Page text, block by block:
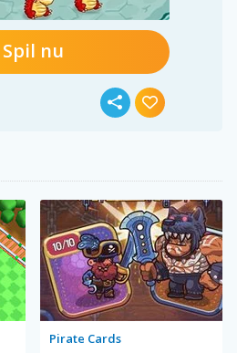
Spil nu
Pirate Cards